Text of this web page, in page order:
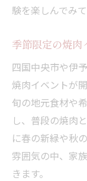
験を楽しんでみ
季節限定の焼肉
四国中央市や伊
焼肉イベントが
旬の地元食材や
し、普段の焼肉
に春の新緑や秋
雰囲気の中、家
きます。